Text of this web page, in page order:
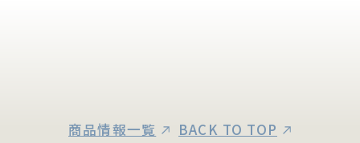
商品情報一覧 BACK TO TOP